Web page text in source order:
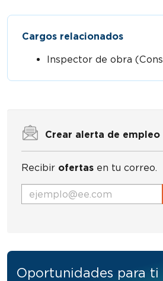
Cargos relacionados
Inspector de obra
Crear alerta de empleo
Recibir ofertas en tu correo.
Oportunidades para ti